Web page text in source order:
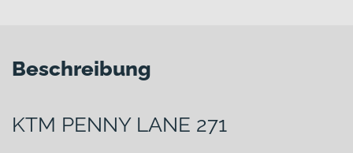
Beschreibung
KTM PENNY LANE 271